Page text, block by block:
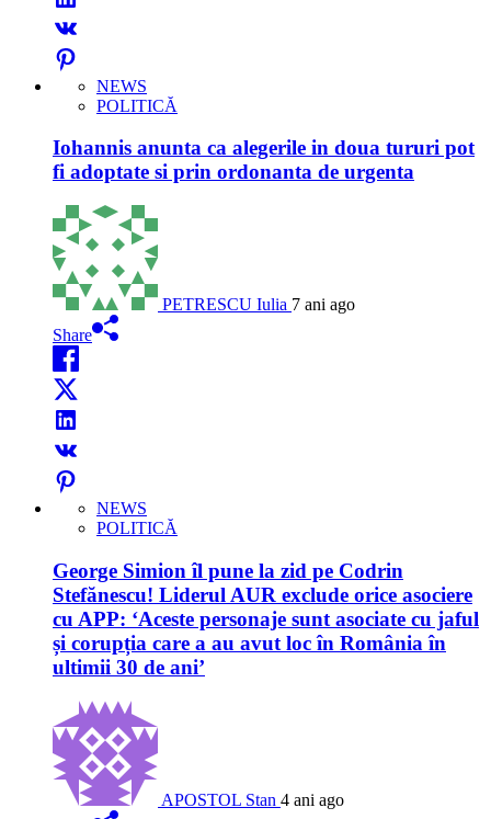
NEWS
POLITICĂ
Iohannis anunta ca alegerile in doua tururi pot
fi adoptate si prin ordonanta de urgenta
PETRESCU Iulia 7 ani ago
Share
NEWS
POLITICĂ
George Simion îl pune la zid pe Codrin
Stefănescu! Liderul AUR exclude orice asociere
cu APP: ‘Aceste personaje sunt asociate cu jaful
și corupția care a au avut loc în România în
ultimii 30 de ani’
APOSTOL Stan 4 ani ago